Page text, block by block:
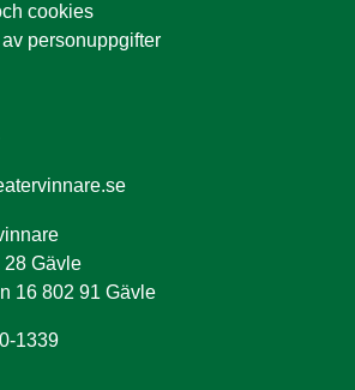
cookies
personuppgifter
28 Gävle
16 802 91 Gävle
1339